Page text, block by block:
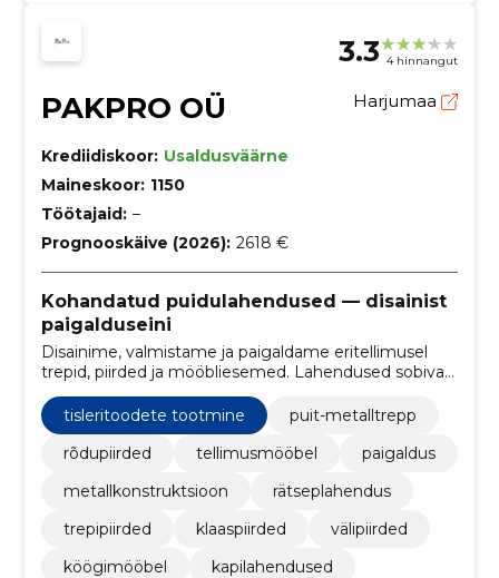
3.3 4 hinnangut
PAKPRO OÜ Harjumaa
Krediidiskoor: Usaldusväärne
Maineskoor: 1150
Töötajaid: –
Prognooskäive (2026): 2618 €
Kohandatud puidulahendused — disainist
paigalduseini
Disainime, valmistame ja paigaldame eritellimusel
trepid, piirded ja mööbliesemed. Lahendused sobivad
täpselt ruumi, tagavad vastupidavuse ning
vähendavad koordineerimise vajadust.
tisleritoodete tootmine
puit-metalltrepp
rõdupiirded
tellimusmööbel
paigaldus
metallkonstruktsioon
rätseplahendus
trepipiirded
klaaspiirded
välipiirded
köögimööbel
kapilahendused